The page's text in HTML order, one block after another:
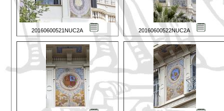
20160600521NUC2A 20160600522NUC2A